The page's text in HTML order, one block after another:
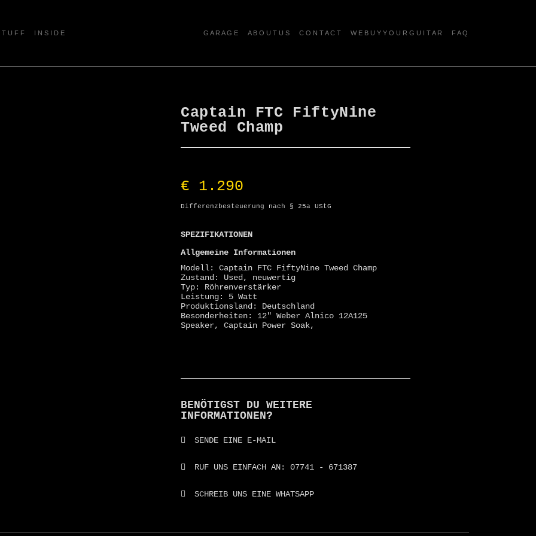
T U F F I N S I D E G A R A G E A B O U T U S C O N T A C T W E B U Y Y O U R G U I T A R F A Q
Captain FTC FiftyNine
Tweed Champ
€ 1.290
Differenzbesteuerung nach § 25a UStG
SPEZIFIKATIONEN
Allgemeine Informationen
Modell: Captain FTC FiftyNine Tweed Champ
Zustand: Used, neuwertig
Typ: Röhrenverstärker
Leistung: 5 Watt
Produktionsland: Deutschland
Besonderheiten: 12″ Weber Alnico 12A125
Speaker, Captain Power Soak,
BENÖTIGST DU WEITERE
INFORMATIONEN?
SENDE EINE E-MAIL
RUF UNS EINFACH AN: 07741 - 671387
SCHREIB UNS EINE WHATSAPP